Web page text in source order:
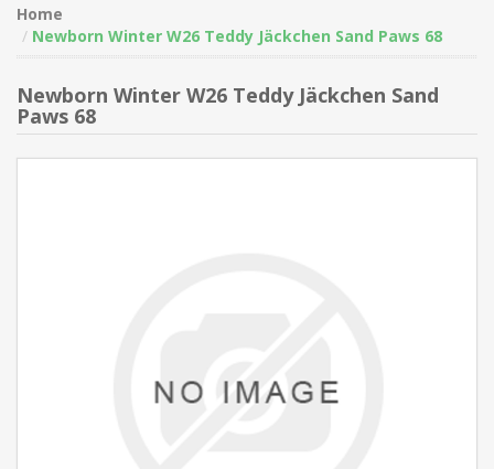
Home
Newborn Winter W26 Teddy Jäckchen Sand Paws 68
Newborn Winter W26 Teddy Jäckchen Sand
Paws 68